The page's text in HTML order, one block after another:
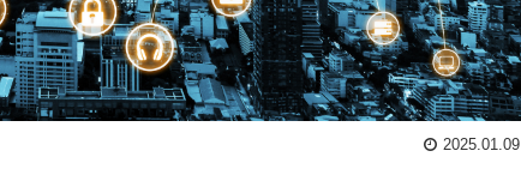
2025.01.09